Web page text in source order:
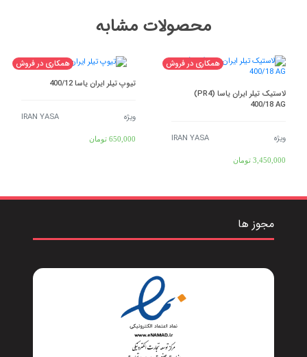
محصولات مشابه
لاستیک تیلر ایران یاسا (PR4)
400/18 AG
ویژه IRAN YASA
3,450,000 تومان
همکاری در فروش
تیوپ تیلر ایران یاسا 400/12
ویژه IRAN YASA
650,000 تومان
همکاری در فروش
مجوز ها